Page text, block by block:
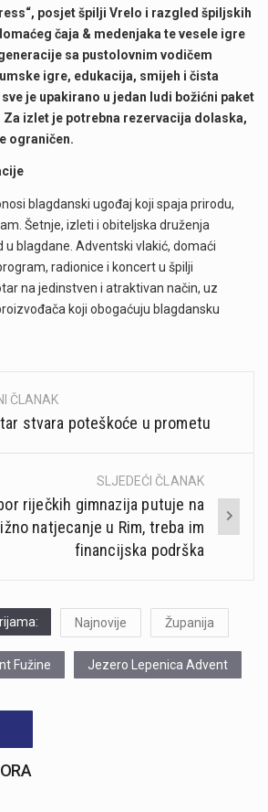
posjet špilji Vrelo i razgled špiljskih
čaja & medenjaka te vesele igre
sa pustolovnim vodičem
umske igre, edukacija, smijeh i čista
je upakirano u jedan ludi božićni paket
Za izlet je potrebna rezervacija dolaska,
ograničen.
blagdanski ugođaj koji spaja prirodu,
Šetnje, izleti i obiteljska druženja
u blagdane. Adventski vlakić, domaći
radionice i koncert u špilji
na jedinstven i atraktivan način, uz
koji obogaćuju blagdansku
ČLANAK
stvara poteškoće u prometu
SLJEDEĆI ČLANAK
riječkih gimnazija putuje na
natjecanje u Rim, treba im
financijska podrška
Najnovije Županija
Fužine Jezero Lepenica Advent